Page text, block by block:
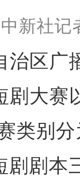
新社记
区广
剧大赛
类别
剧本